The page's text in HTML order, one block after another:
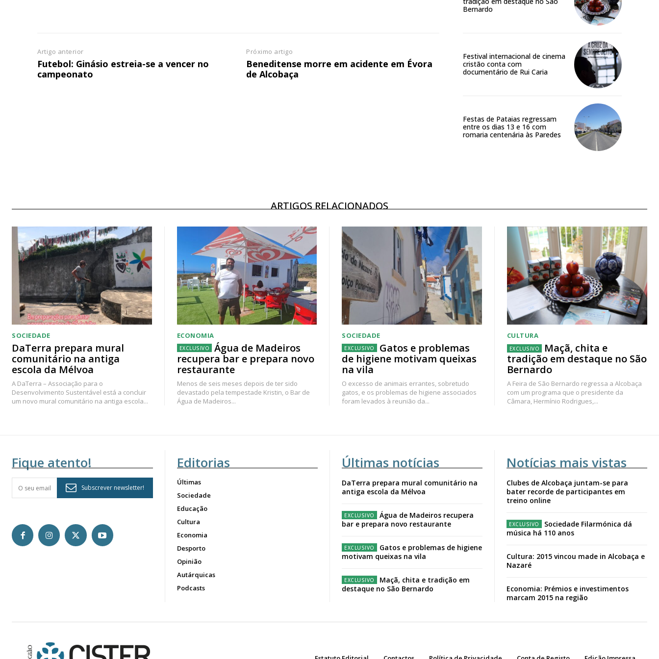
Artigo anterior
Futebol: Ginásio estreia-se a vencer no
campeonato
Próximo artigo
Beneditense morre em acidente em Évora
de Alcobaça
Bernardo
Festival internacional de cinema
cristão conta com
documentário de Rui Caria
Festas de Pataias regressam
entre os dias 13 e 16 com
romaria centenária às Paredes
ARTIGOS RELACIONADOS
SOCIEDADE
DaTerra prepara mural
comunitário na antiga
escola da Mélvoa
A DaTerra – Associação para o
Desenvolvimento Sustentável está a concluir
um novo mural comunitário na antiga escola...
ECONOMIA
Água de Madeiros
recupera bar e prepara novo
restaurante
Menos de seis meses depois de ter sido
devastado pela tempestade Kristin, o Bar de
Água de Madeiros...
SOCIEDADE
Gatos e problemas
de higiene motivam queixas
na vila
O excesso de animais errantes, sobretudo
gatos, e os problemas de higiene associados
foram levados à reunião da...
CULTURA
Maçã, chita e
tradição em destaque no São
Bernardo
A Feira de São Bernardo regressa a Alcobaça
com um programa que o presidente da
Câmara, Hermínio Rodrigues,...
Fique atento!
Subscrever newsletter!
Editorias
Últimas
Sociedade
Educação
Cultura
Economia
Desporto
Opinião
Autárquicas
Podcasts
Últimas notícias
DaTerra prepara mural comunitário na
antiga escola da Mélvoa
Água de Madeiros recupera
bar e prepara novo restaurante
Gatos e problemas de higiene
motivam queixas na vila
Maçã, chita e tradição em
destaque no São Bernardo
Notícias mais vistas
Clubes de Alcobaça juntam-se para
bater recorde de participantes em
treino online
Sociedade Filarmónica dá
música há 110 anos
Cultura: 2015 vincou made in Alcobaça e
Nazaré
Economia: Prémios e investimentos
marcam 2015 na região